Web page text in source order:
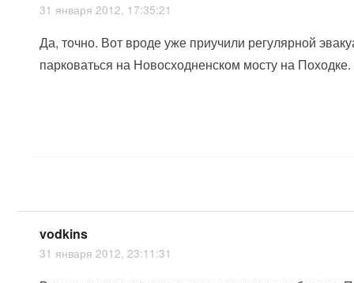
31 января 2012, 17:35:21
Да, точно. Вот вроде уже приучили регулярной
парковаться на Новосходненском мосту на Походке.
vodkins
31 января 2012, 23:11:31